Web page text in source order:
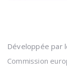
Développée par
Commission